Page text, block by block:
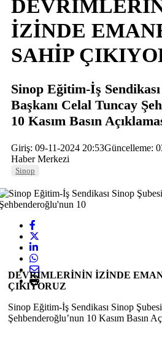
İZİNDE
SAHİP
Sinop Eğitim-İş
Başkanı Celal Tuncay
10 Kasım Basın
Giriş: 09-11-2024 20:53Güncelleme:
Haber Merkezi
Sinop
DEVRİMLERİNİN İZİNDE
ÇIKIYORUZ
Sinop Eğitim-İş Sendikası Sinop
Şehbenderoğlu’nun 10 Kasım Basın